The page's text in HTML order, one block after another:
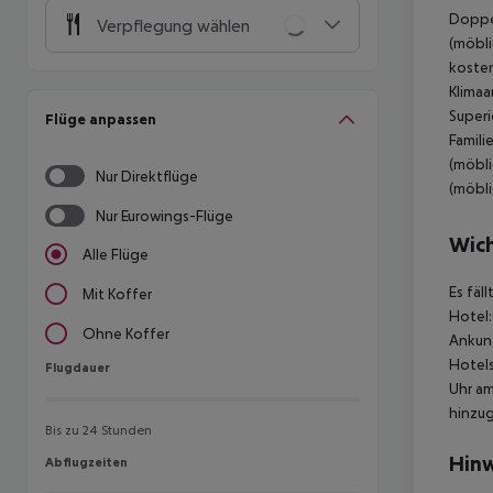
Verpflegung wählen
Flüge anpassen
Nur Direktflüge
Nur Eurowings-Flüge
Alle Flüge
Mit Koffer
Ohne Koffer
Flugdauer
Flugdauer
Bis zu 24 Stunden
Abflugzeiten
Abflugzeiten
Es
Hotel:
Uhr